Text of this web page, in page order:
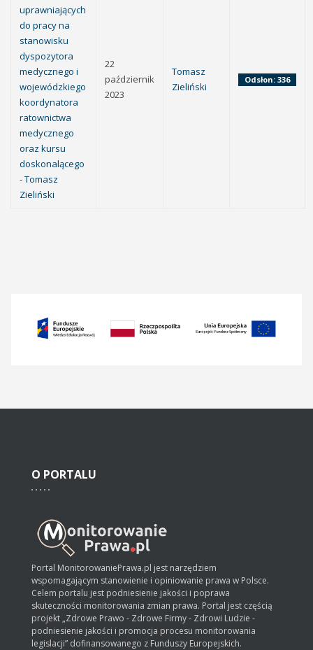
uprawniających
do pracy na
stanowisku
dyspozytora
medycznego i
wojewódzkiego
koordynatora
ratownictwa
medycznego
oraz kursu
doskonalącego
- Tomasz
Zieliński
22
październik
2023
Tomasz
Zieliński
Odsłon: 336
O PORTALU
Portal MonitorowaniePrawa.pl jest narzędziem
wspomagającym stanowienie i opiniowanie prawa w Polsce.
Celem portalu jest podniesienie jakości i poprawa
skuteczności monitorowania zmian prawa. Portal jest częścią
projekt „Zdrowe Prawo - Zdrowe Firmy - Zdrowi Ludzie -
podniesienie jakości i promocja procesu monitorowania
legislacji” dofinansowanego z Funduszy Europejskich.